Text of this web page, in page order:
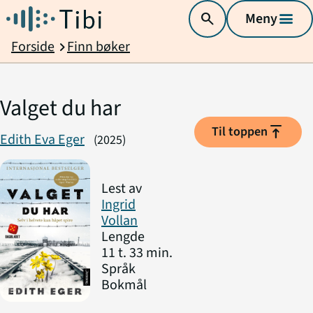
search Menymenu
Forside chevron_rightFinn bøker
Valget du har
Edith Eva Eger (2025)
Lest av
Ingrid
Vollan
Lengde
11 t. 33 min.
Språk
Bokmål
Til toppen vertical_align_top